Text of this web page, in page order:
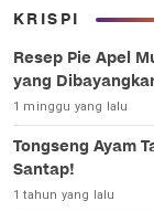
KRISPI
Resep Pie Apel
yang
1 minggu yang lalu
Tongseng Ayam
Santap!
1 tahun yang lalu